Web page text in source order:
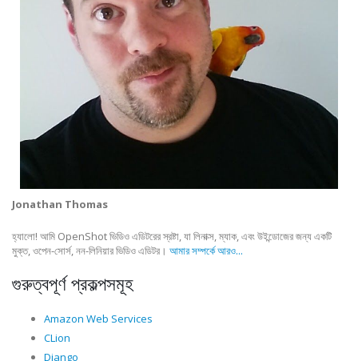
Jonathan Thomas
হ্যালো! আমি OpenShot ভিডিও এডিটরের স্রষ্টা, যা লিনাক্স, ম্যাক, এবং উইন্ডোজের জন্য একটি
মুক্ত, ওপেন-সোর্স, নন-লিনিয়ার ভিডিও এডিটর। আমার সম্পর্কে আরও...
গুরুত্বপূর্ণ প্রকল্পসমূহ
Amazon Web Services
CLion
Django